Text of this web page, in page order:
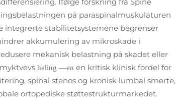
på paraspinalmuskulaturen
integrerte stabilitetsystemene begrenser
akkumulering av mikroskade i
mekanisk belastning på skadet eller
heling —en en kritisk klinisk fordel for
spinal stenos og kronisk lumbal smerte,
ortopediske støttestrukturmarkedet.